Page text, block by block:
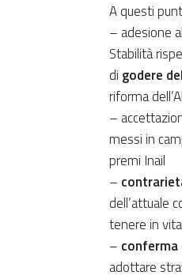
A questi
– adesione
Stabilità
di godere
riforma
–
messi in
premi Inail
–
dell’attuale
tenere in
–
adottare